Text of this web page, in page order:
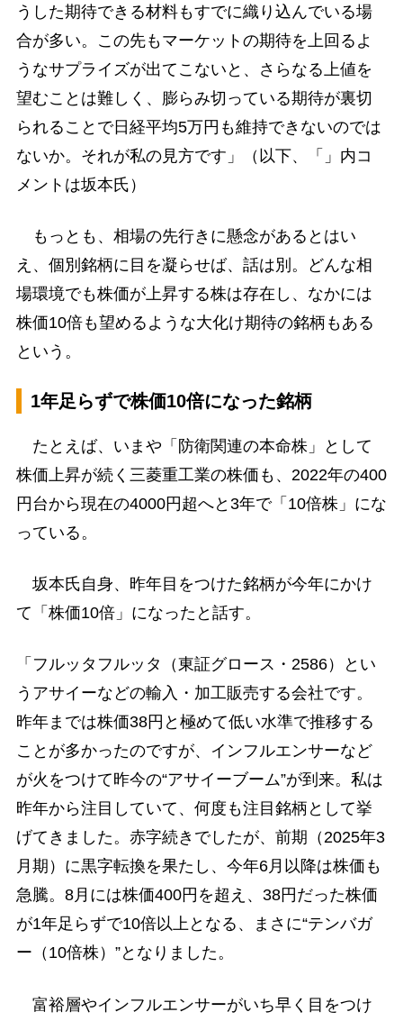
うした期待できる材料もすでに織り込んでいる場
合が多い。この先もマーケットの期待を上回るよ
うなサプライズが出てこないと、さらなる上値を
望むことは難しく、膨らみ切っている期待が裏切
られることで日経平均5万円も維持できないのでは
ないか。それが私の見方です」（以下、「」内コ
メントは坂本氏）
もっとも、相場の先行きに懸念があるとはい
え、個別銘柄に目を凝らせば、話は別。どんな相
場環境でも株価が上昇する株は存在し、なかには
株価10倍も望めるような大化け期待の銘柄もある
という。
1年足らずで株価10倍になった銘柄
たとえば、いまや「防衛関連の本命株」として
株価上昇が続く三菱重工業の株価も、2022年の400
円台から現在の4000円超へと3年で「10倍株」にな
っている。
坂本氏自身、昨年目をつけた銘柄が今年にかけ
て「株価10倍」になったと話す。
「フルッタフルッタ（東証グロース・2586）とい
うアサイーなどの輸入・加工販売する会社です。
昨年までは株価38円と極めて低い水準で推移する
ことが多かったのですが、インフルエンサーなど
が火をつけて昨今の“アサイーブーム”が到来。私は
昨年から注目していて、何度も注目銘柄として挙
げてきました。赤字続きでしたが、前期（2025年3
月期）に黒字転換を果たし、今年6月以降は株価も
急騰。8月には株価400円を超え、38円だった株価
が1年足らずで10倍以上となる、まさに“テンバガ
ー（10倍株）”となりました。
富裕層やインフルエンサーがいち早く目をつけ